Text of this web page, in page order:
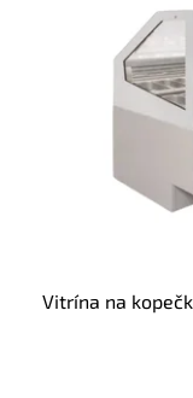
Vitrína na